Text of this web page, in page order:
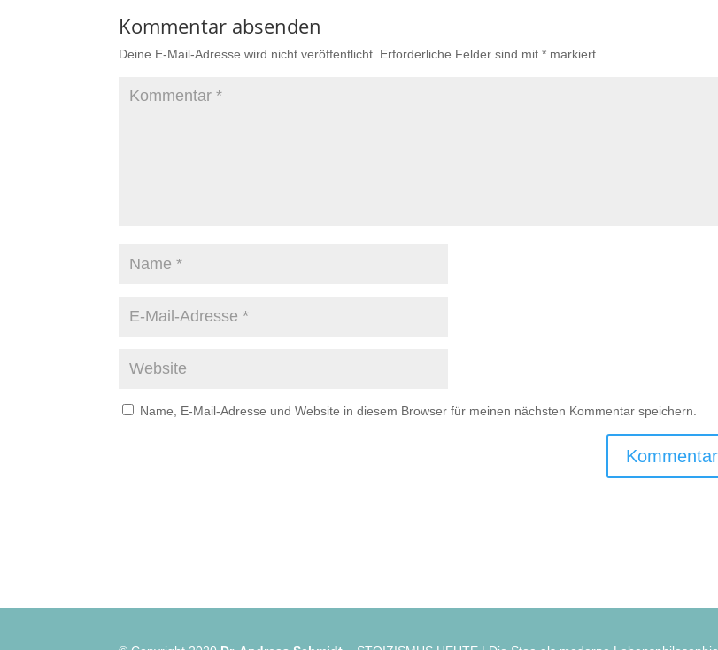
Kommentar absenden
Deine E-Mail-Adresse wird nicht veröffentlicht. Erforderliche Felder sind mit* markiert
Name, E-Mail-Adresse und Website in diesem Browser für meinen nächsten Kommentar speichern.